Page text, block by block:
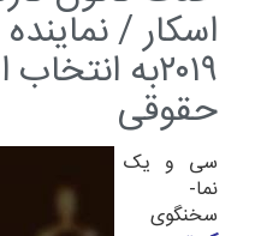
اسکار /
۲۰۱۹به
حقوقی
سی و یک
نما-
سخنگوی